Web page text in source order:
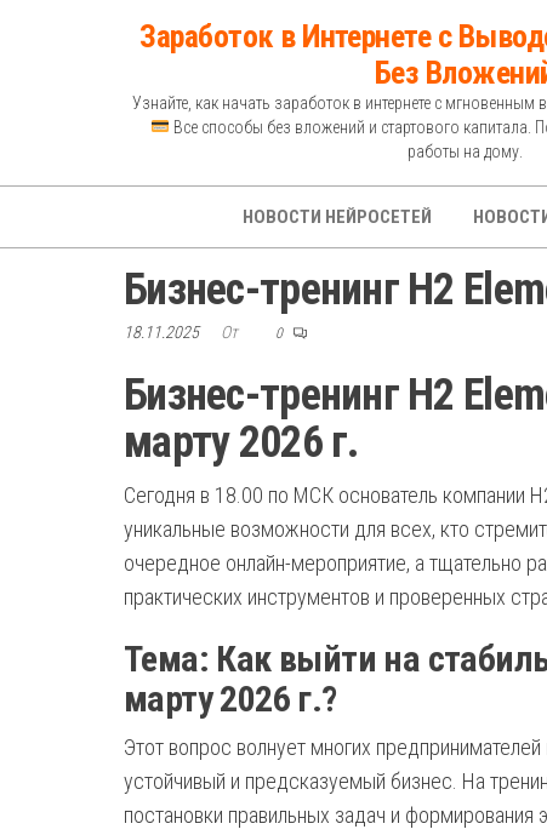
Заработок в Интернете с
Без
Узнайте, как начать заработок в интернете с мгновенным
Все способы без вложений и стартового капитала.
работы на дому.
НОВОСТИ НЕЙРОСЕТЕЙ
Бизнес-тренинг H2
18.11.2025 От 0
Бизнес-тренинг H2
марту 2026 г.
Сегодня в 18.00 по МСК основатель компании
уникальные возможности для всех, кто
очередное онлайн-мероприятие, а тщательно
практических инструментов и проверенных
Тема: Как выйти на
марту 2026 г.?
Этот вопрос волнует многих
устойчивый и предсказуемый бизнес. На
постановки правильных задач и